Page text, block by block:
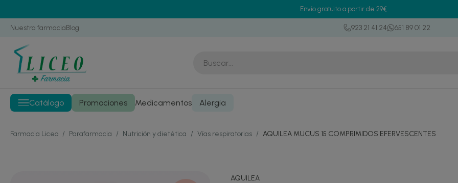
Envío gratuito a partir de 29€
Nuestra farmaciaBlog 923 21 41 24 651 89 01 22
Catálogo Promociones Medicamentos Alergia
Farmacia Liceo / Parafarmacia / Nutrición y dietética / Vías respiratorias / AQUILEA MUCUS 15 COMPRIMIDOS EFERVESCENTES
AQUILEA